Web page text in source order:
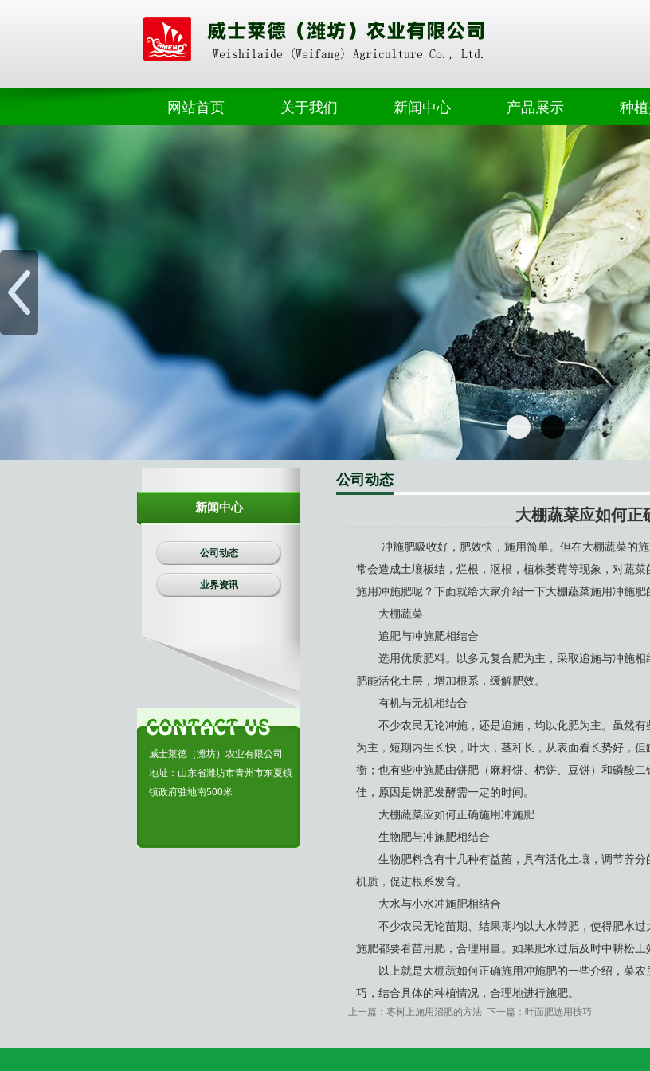
网站首页 关于我们 新闻中心 产品展示 种
奥朴赛转鼓
水溶肥料
微生物肥
新闻中心
公司动态
业界资讯
威士莱德（潍坊）农业有限公司
地址：山东省潍坊市青州市东夏镇
镇政府驻地南500米
公司动态
大棚蔬菜应如何正
冲施肥吸收好，肥效快，施用简单。但在大棚蔬菜的施
常会造成土壤板结，烂根，沤根，植株萎蔫等现象，对蔬
施用冲施肥呢？下面就给大家介绍一下大棚蔬菜施用冲施肥
大棚蔬菜
追肥与冲施肥相结合
选用优质肥料。以多元复合肥为主，采取追施与冲施相
肥能活化土层，增加根系，缓解肥效。
有机与无机相结合
不少农民无论冲施，还是追施，均以化肥为主。虽然有
为主，短期内生长快，叶大，茎秆长，从表面看长势好，
衡；也有些冲施肥由饼肥（麻籽饼、棉饼、豆饼）和磷酸
佳，原因是饼肥发酵需一定的时间。
大棚蔬菜应如何正确施用冲施肥
生物肥与冲施肥相结合
生物肥料含有十几种有益菌，具有活化土壤，调节养分
机质，促进根系发育。
大水与小水冲施肥相结合
不少农民无论苗期、结果期均以大水带肥，使得肥水过
施肥都要看苗用肥，合理用量。如果肥水过后及时中耕松土
以上就是大棚蔬如何正确施用冲施肥的一些介绍，菜农
巧，结合具体的种植情况，合理地进行施肥。
上一篇： 枣树上施用沼肥的方法 下一篇： 叶面肥选用技巧